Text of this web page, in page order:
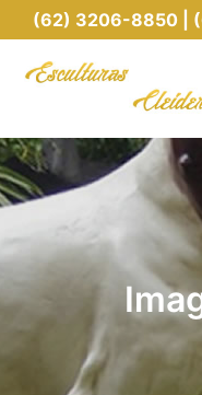
(62) 3206-8850 |